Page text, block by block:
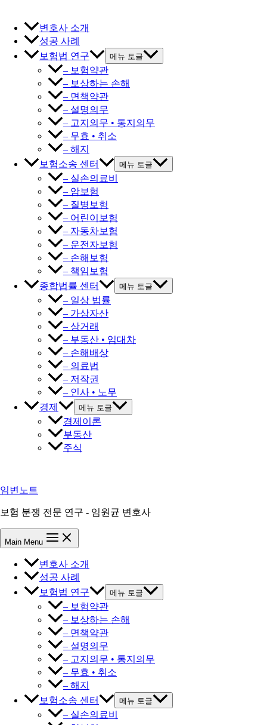
변호사 소개
성공 사례
보험법 연구
메뉴 토글
– 보험약관
– 보상하는 손해
– 면책약관
– 설명의무
– 고지의무 • 통지의무
– 무효 • 취소
– 해지
보험소송 센터
메뉴 토글
– 실손의료비
– 암보험
– 질병보험
– 어린이보험
– 자동차보험
– 운전자보험
– 손해보험
– 책임보험
종합법률 센터
메뉴 토글
– 일상 법률
– 가상자산
– 상거래
– 부동산 • 임대차
– 손해배상
– 의료법
– 저작권
– 인사 • 노무
경제
메뉴 토글
경제이론
부동산
주식
임변노트
보험 분쟁 전문 연구 - 임원균 변호사
Main Menu
변호사 소개
성공 사례
보험법 연구
메뉴 토글
– 보험약관
– 보상하는 손해
– 면책약관
– 설명의무
– 고지의무 • 통지의무
– 무효 • 취소
– 해지
보험소송 센터
메뉴 토글
– 실손의료비